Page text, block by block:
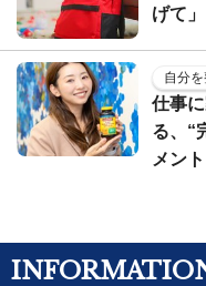
げて
自分
仕事
る、“
メント